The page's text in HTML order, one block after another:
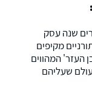
שנה עסק
מקיפים
העזר' המהווים
שעליהם